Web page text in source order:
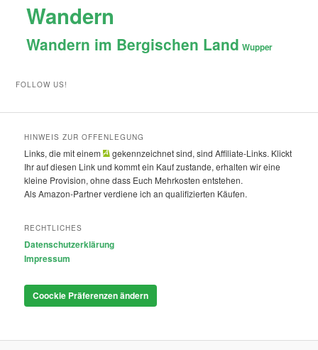
Wandern
Wandern im Bergischen Land Wupper
FOLLOW US!
HINWEIS ZUR OFFENLEGUNG
Links, die mit einem
gekennzeichnet sind, sind Affiliate-Links. Klickt
Ihr auf diesen Link und kommt ein Kauf zustande, erhalten wir eine
kleine Provision, ohne dass Euch Mehrkosten entstehen.
Als Amazon-Partner verdiene ich an qualifizierten Käufen.
RECHTLICHES
Datenschutzerklärung
Impressum
Coockie Präferenzen ändern